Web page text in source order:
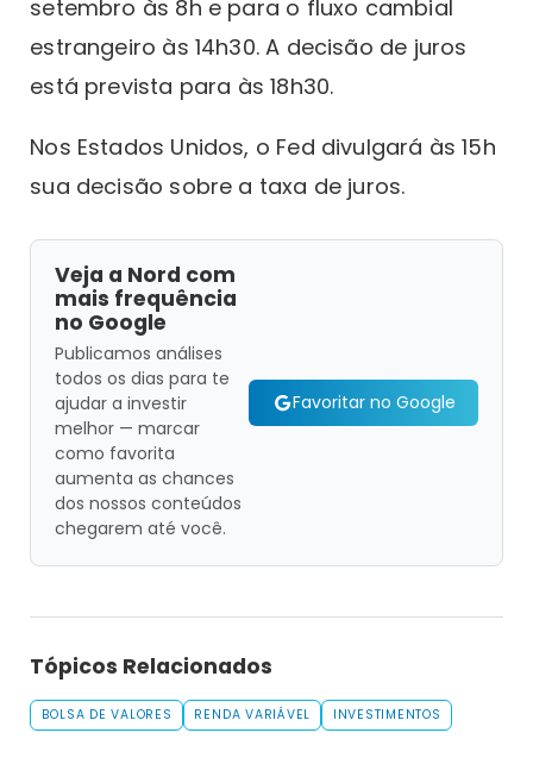
setembro às 8h e para o fluxo cambial
estrangeiro às 14h30. A decisão de juros
está prevista para às 18h30.
Nos Estados Unidos, o Fed divulgará às 15h
sua decisão sobre a taxa de juros.
Veja a Nord com
mais frequência
no Google
Publicamos análises
todos os dias para te
ajudar a investir
melhor — marcar
como favorita
aumenta as chances
dos nossos conteúdos
chegarem até você.
Favoritar no Google
Tópicos Relacionados
BOLSA DE VALORES RENDA VARIÁVEL INVESTIMENTOS